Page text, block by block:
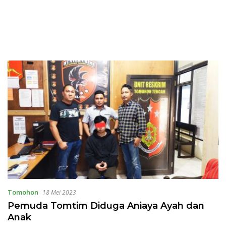
Tomohon 18 Mei 2023
Pemuda Tomtim Diduga Aniaya Ayah dan
Anak